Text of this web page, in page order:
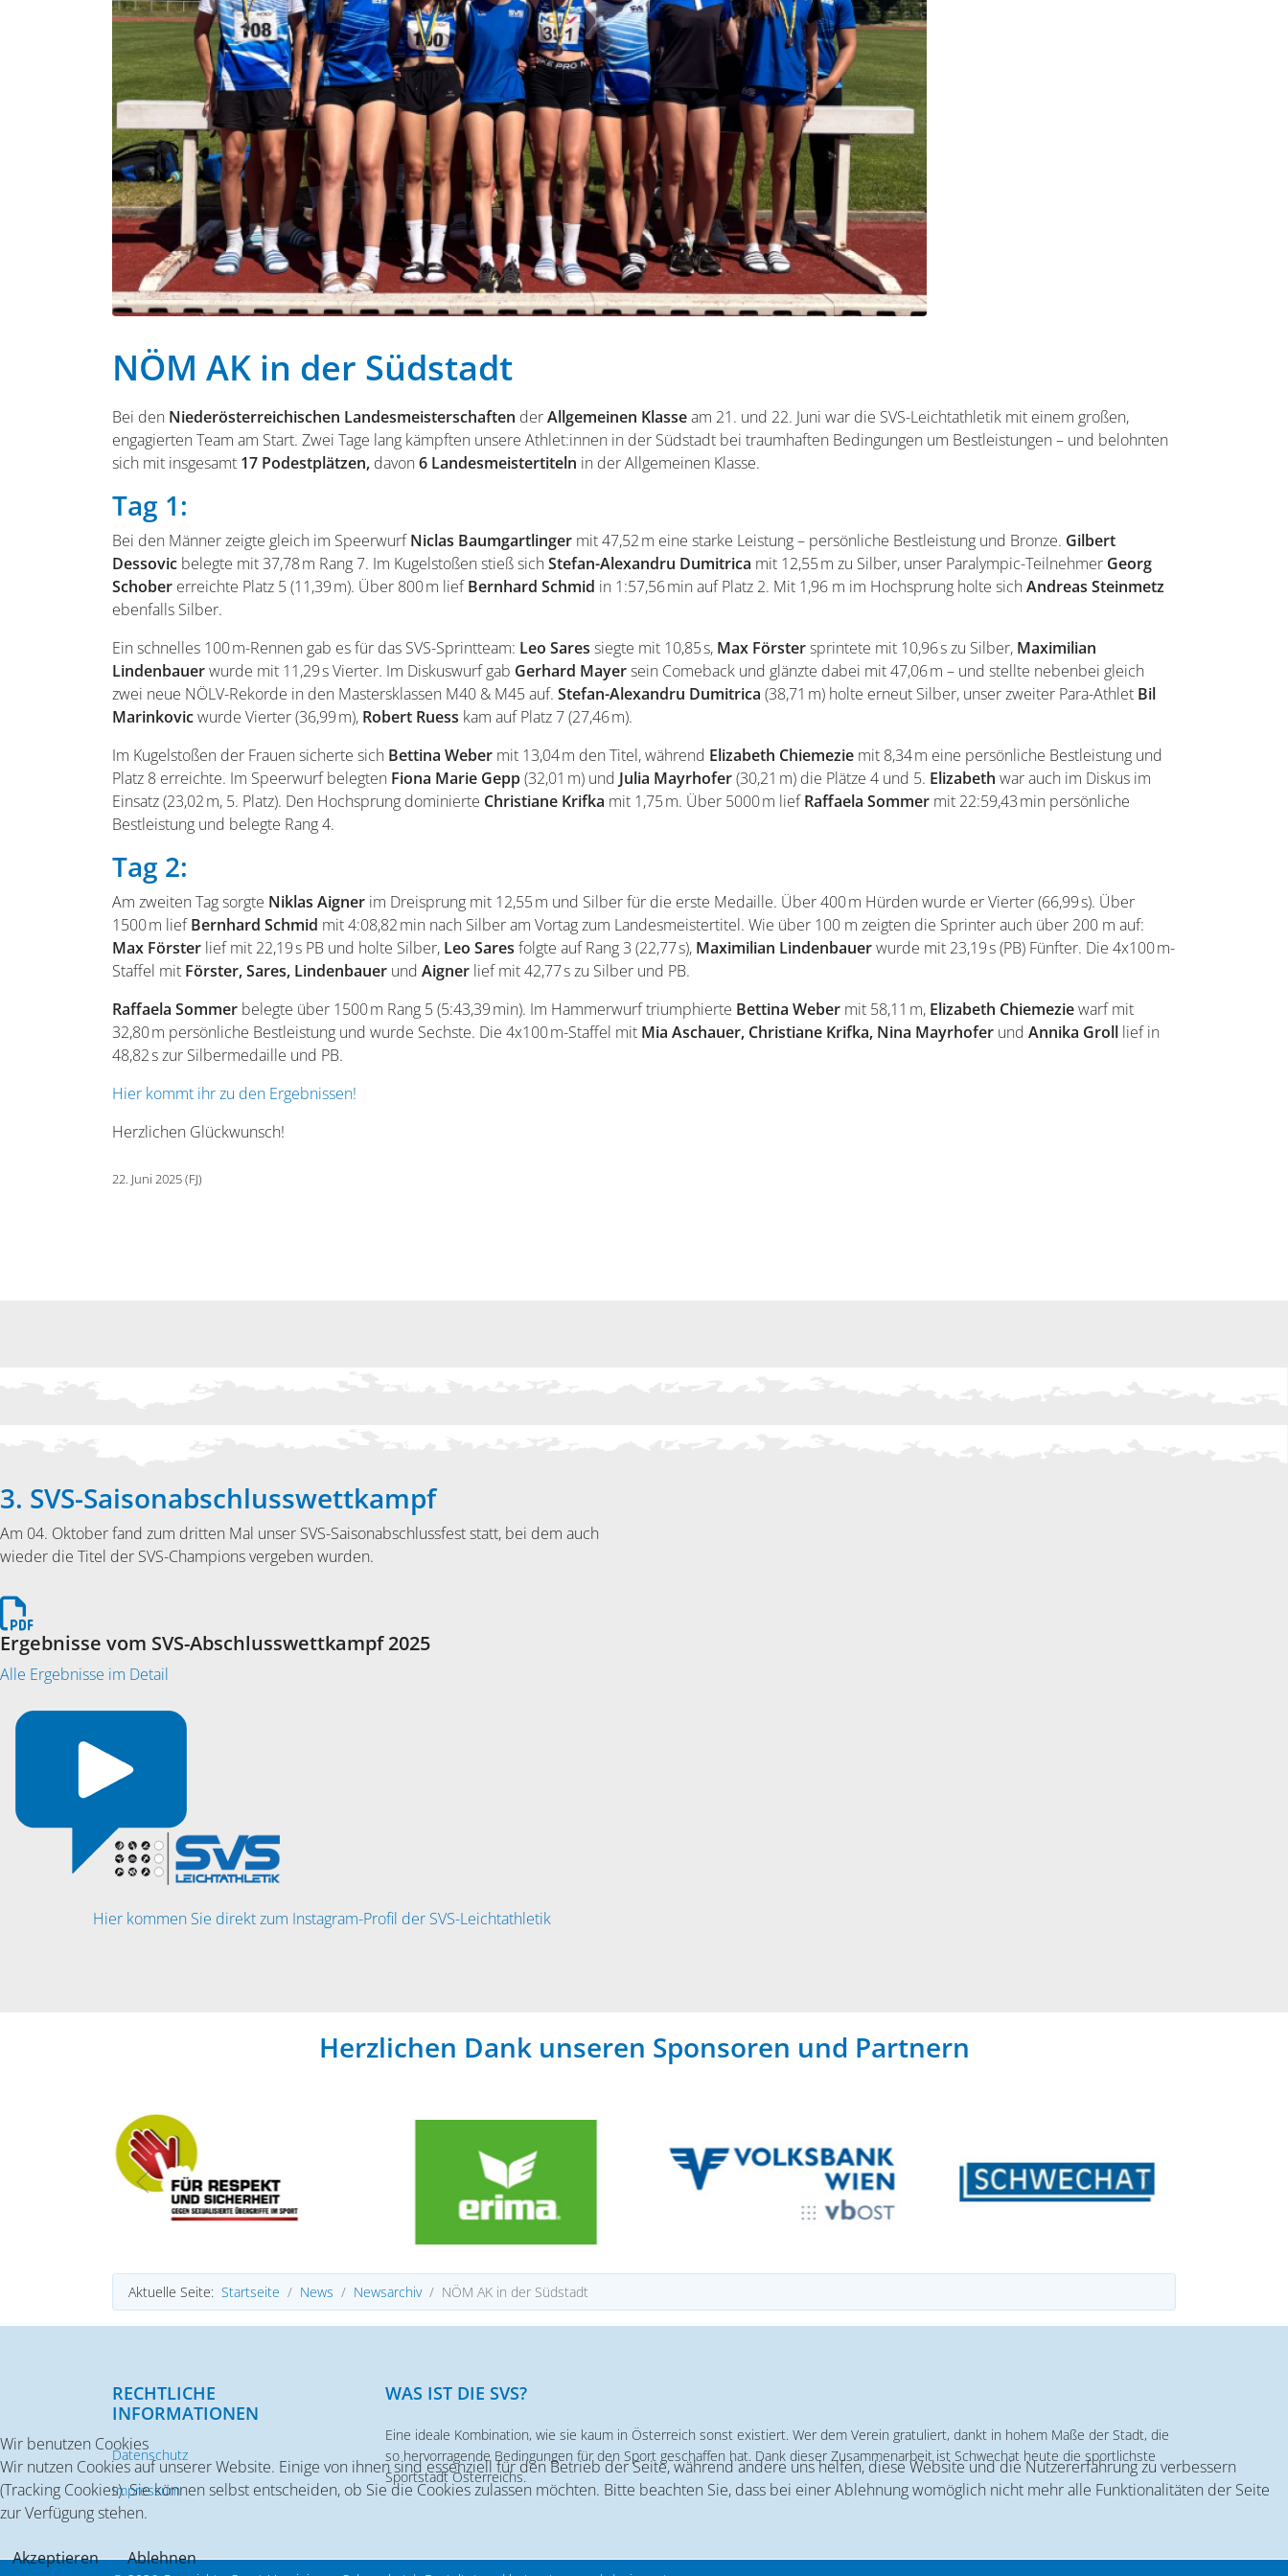
NÖM AK in der Südstadt
Bei den Niederösterreichischen Landesmeisterschaften derAllgemeinen Klasseam 21. und 22. Juni war die SVS-Leichtathletik mit einem großen,
engagierten Team am Start. Zwei Tage lang kämpften unsere Athlet:innen in der Südstadt bei traumhaften Bedingungen um Bestleistungen – und belohnten
sich mit insgesamt 17 Podestplätzen, davon6 Landesmeistertiteln in der Allgemeinen Klasse.
Tag 1:
Bei den Männer zeigte gleich im SpeerwurfNiclas Baumgartlinger mit 47,52 m eine starke Leistung – persönliche Bestleistung und Bronze. Gilbert
Dessovic belegte mit 37,78 m Rang 7. Im Kugelstoßen stieß sichStefan-Alexandru Dumitrica mit 12,55 m zu Silber, unser Paralympic-Teilnehmer Georg
Schober erreichte Platz 5 (11,39 m). Über 800 m liefBernhard Schmid in 1:57,56 min auf Platz 2. Mit 1,96 m im Hochsprung holte sichAndreas Steinmetz
ebenfalls Silber.
Ein schnelles 100 m-Rennen gab es für das SVS-Sprintteam: Leo Sares siegte mit 10,85 s, Max Förstersprintete mit 10,96 s zu Silber, Maximilian
Lindenbauerwurde mit 11,29 s Vierter. Im Diskuswurf gab Gerhard Mayersein Comeback und glänzte dabei mit 47,06 m – und stellte nebenbei gleich
zwei neue NÖLV-Rekorde in den Mastersklassen M40 & M45 auf. Stefan-Alexandru Dumitrica (38,71 m) holte erneut Silber, unser zweiter Para-Athlet Bil
Marinkovicwurde Vierter (36,99 m), Robert Ruess kam auf Platz 7 (27,46 m).
Im Kugelstoßen der Frauen sicherte sich Bettina Weber mit 13,04 m den Titel, während Elizabeth Chiemezie mit 8,34 m eine persönliche Bestleistung und
Platz 8 erreichte. Im Speerwurf belegten Fiona Marie Gepp(32,01 m) und Julia Mayrhofer(30,21 m) die Plätze 4 und 5. Elizabeth war auch im Diskus im
Einsatz (23,02 m, 5. Platz). Den Hochsprung dominierte Christiane Krifka mit 1,75 m. Über 5000 m liefRaffaela Sommer mit 22:59,43 min persönliche
Bestleistung und belegte Rang 4.
Tag 2:
Am zweiten Tag sorgte Niklas Aigner im Dreisprung mit 12,55 m und Silber für die erste Medaille. Über 400 m Hürden wurde er Vierter (66,99 s). Über
1500 m liefBernhard Schmid mit 4:08,82 min nach Silber am Vortag zum Landesmeistertitel. Wie über 100 m zeigten die Sprinter auch über 200 m auf:
Max Förster lief mit 22,19 s PB und holte Silber, Leo Sares folgte auf Rang 3 (22,77 s), Maximilian Lindenbauerwurde mit 23,19 s (PB) Fünfter. Die 4x100 m-
Staffel mit Förster, Sares, Lindenbauer und Aigner lief mit 42,77 s zu Silber und PB.
Raffaela Sommer belegte über 1500 m Rang 5 (5:43,39 min). Im Hammerwurf triumphierte Bettina Weber mit 58,11 m, Elizabeth Chiemeziewarf mit
32,80 m persönliche Bestleistung und wurde Sechste. Die 4x100 m-Staffel mit Mia Aschauer, Christiane Krifka, Nina Mayrhofer und Annika Groll lief in
48,82 s zur Silbermedaille und PB.
Hier kommt ihr zu den Ergebnissen!
Herzlichen Glückwunsch!
22. Juni 2025 (FJ)
3. SVS-Saisonabschlusswettkampf
Am 04. Oktober fand zum dritten Mal unser SVS-Saisonabschlussfest statt, bei dem auch
wieder die Titel der SVS-Champions vergeben wurden.
Ergebnisse vom SVS-Abschlusswettkampf 2025
Alle Ergebnisse im Detail
Hier kommen Sie direkt zum Instagram-Profil der SVS-Leichtathletik
Herzlichen Dank unseren Sponsoren und Partnern
Aktuelle Seite: Startseite News Newsarchiv NÖM AK in der Südstadt
RECHTLICHE
INFORMATIONEN
Datenschutz
Impressum
WAS IST DIE SVS?
Eine ideale Kombination, wie sie kaum in Österreich sonst existiert. Wer dem Verein gratuliert, dankt in hohem Maße der Stadt, die
so hervorragende Bedingungen für den Sport geschaffen hat. Dank dieser Zusammenarbeit ist Schwechat heute die sportlichste
Sportstadt Österreichs.
Wir benutzen Cookies
Wir nutzen Cookies auf unserer Website. Einige von ihnen sind essenziell für den Betrieb der Seite, während andere uns helfen, diese Website und die Nutzererfahrung zu verbessern
(Tracking Cookies). Sie können selbst entscheiden, ob Sie die Cookies zulassen möchten. Bitte beachten Sie, dass bei einer Ablehnung womöglich nicht mehr alle Funktionalitäten der Seite
zur Verfügung stehen.
Akzeptieren Ablehnen